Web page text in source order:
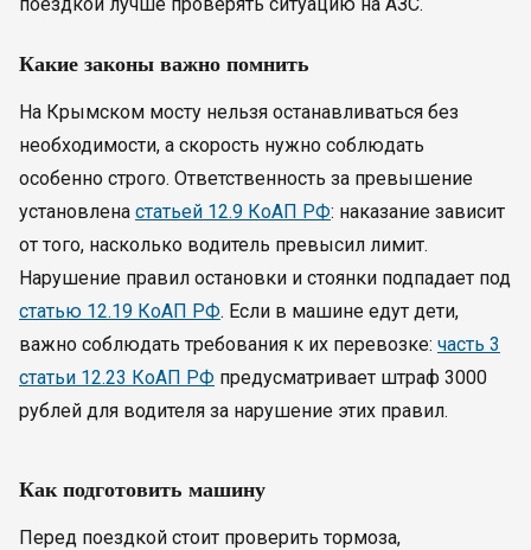
Какие законы важно помнить
На Крымском мосту нельзя останавливаться без
необходимости, а скорость нужно соблюдать
особенно строго. Ответственность за превышение
установлена статьей 12.9 КоАП РФ: наказание зависит
от того, насколько водитель превысил лимит.
Нарушение правил остановки и стоянки подпадает под
статью 12.19 КоАП РФ. Если в машине едут дети,
важно соблюдать требования к их перевозке: часть 3
статьи 12.23 КоАП РФ предусматривает штраф 3000
рублей для водителя за нарушение этих правил.
Как подготовить машину
Перед поездкой стоит проверить тормоза,